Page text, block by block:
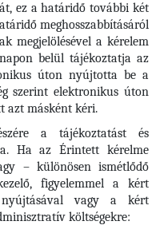
ez a határidő további két
meghosszabbításáról
megjelölésével a kérelem
belül tájékoztatja az
úton nyújtotta be a
szerint elektronikus úton
azt másként kéri.
a tájékoztatást és
Ha az Érintett kérelme
– különösen ismétlődő
figyelemmel a kért
vagy a kért
költségekre: